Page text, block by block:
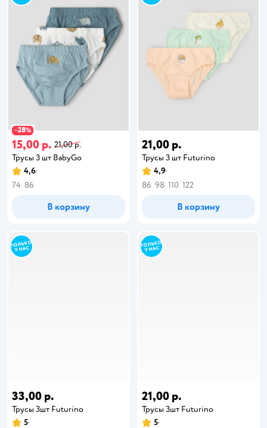
−28%
15,00 р. 21,00 р.
Трусы 3 шт BabyGo
4,6
74 86
В корзину
21,00 р.
Трусы 3 шт Futurino
4,9
86 98 110 122
В корзину
33,00 р.
Трусы 3шт Futurino
5
21,00 р.
Трусы 3шт Futurino
5